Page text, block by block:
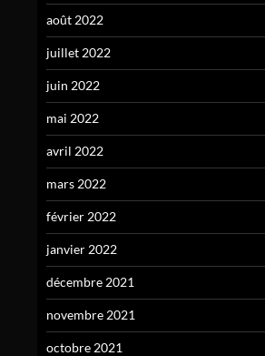
août 2022
juillet 2022
juin 2022
mai 2022
avril 2022
mars 2022
février 2022
janvier 2022
décembre 2021
novembre 2021
octobre 2021